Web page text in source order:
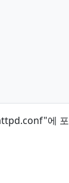
에 포